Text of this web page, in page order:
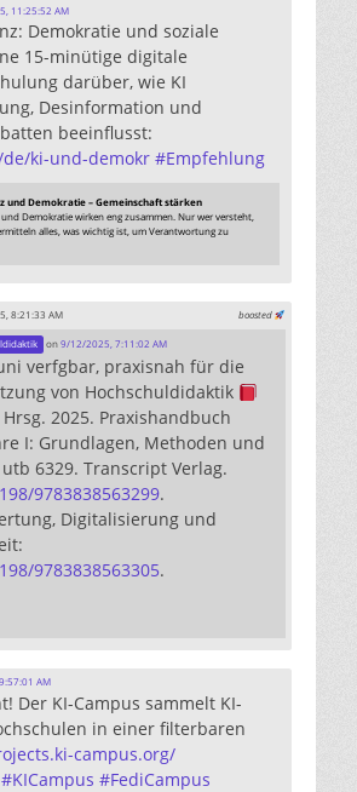
11:25:52 AM
Demokratie und soziale
15-minütige digitale
darüber, wie KI
Desinformation und
beeinflusst:
ki-und-demokr #Empfehlung
und Demokratie – Gemeinschaft stärken
Demokratie wirken eng zusammen. Nur wer versteht,
alles, was wichtig ist, um Verantwortung zu
boosted
8:21:33 AM
on9/12/2025, 7:11:02 AM
verfgbar, praxisnah für die
von Hochschuldidaktik
2025. Praxishandbuch
I: Grundlagen, Methoden und
6329. Transcript Verlag.
9783838563299.
Digitalisierung und
9783838563305.
AM
Der KI-Campus sammelt KI-
in einer filterbaren
campus.org/
#KICampus #FediCampus